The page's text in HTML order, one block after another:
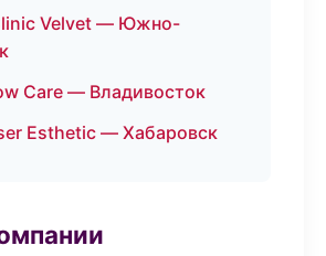
Velvet — Южно-
Care — Владивосток
Esthetic — Хабаровск